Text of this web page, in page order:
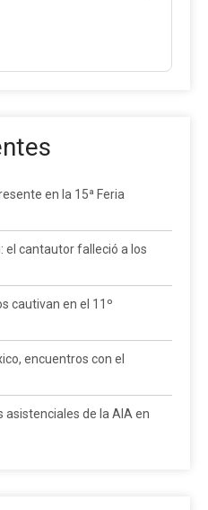
en la 15ª Feria
el cantautor falleció a los
cautivan en el 11º
encuentros con el
asistenciales de la AIA en